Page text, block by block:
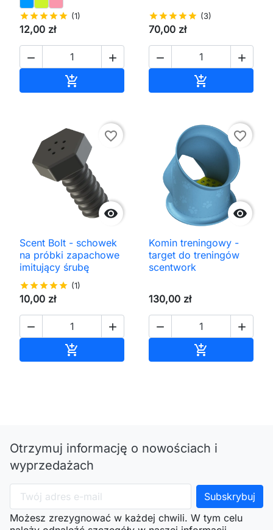
starstarstarstarstar (1)
12,00 zł
 

starstarstarstarstar (3)
70,00 zł
 


favorite_border
Scent Bolt - schowek
na próbki zapachowe
imitujący śrubę
starstarstarstarstar (1)
10,00 zł
 


favorite_border
Komin treningowy -
target do treningów
scentwork
130,00 zł
 

Otrzymuj informację o nowościach i
wyprzedażach
Możesz zrezygnować w każdej chwili. W tym celu